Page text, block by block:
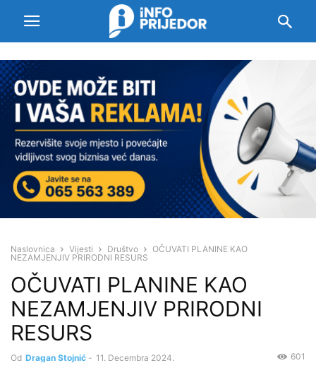
Naslovnica Vijesti Društvo
OČUVATI PLANINE KAO
NEZAMJENJIV PRIRODNI RESURS
OČUVATI PLANINE KAO
NEZAMJENJIV PRIRODNI
RESURS
Od Dragan Stojnić - 11. Decembra 2024. 601